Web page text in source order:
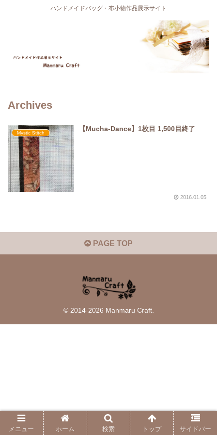
ハンドメイドバッグ・布小物作品展示サイト
Archives
Mystic Stitch
【Mucha-Dance】1枚目 1,500目終了
2016.01.05
PAGE TOP
© 2014-2026 Manmaru Craft.
メニュー ホーム 検索 トップ サイドバー